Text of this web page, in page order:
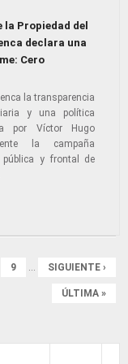
la Propiedad del
declara una
Cero
la transparencia
y una política
por Víctor Hugo
la campaña
pública y frontal de
9 … SIGUIENTE ›
ÚLTIMA »